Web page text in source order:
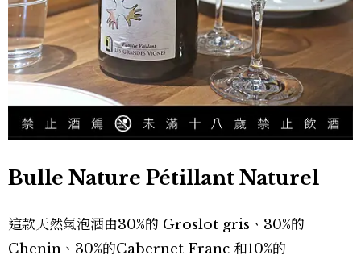
Bulle Nature Pétillant Naturel
這款天然氣泡酒由30%的 Groslot gris、30%的
Chenin、30%的Cabernet Franc 和10%的